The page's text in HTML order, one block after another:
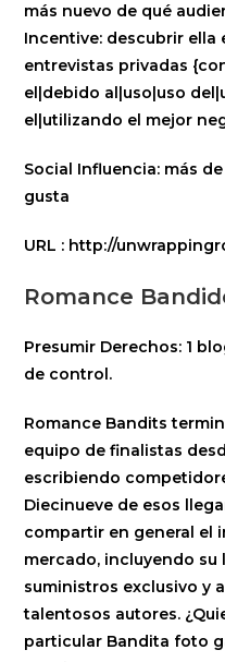
más nuevo de qué
Incentive: descubrir ella
entrevistas privadas
el|debido al|uso|uso
el|utilizando el mejor
Social Influencia: más
gusta
URL : http://
Romance
Presumir Derechos: 1
de control.
Romance Bandits
equipo de finalistas
escribiendo
Diecinueve de esos
compartir en general el
mercado, incluyendo su
suministros exclusivo y
talentosos autores.
particular Bandita foto